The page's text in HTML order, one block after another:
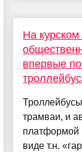
На
впервые
трамваи, и
платформой
виде т.н.